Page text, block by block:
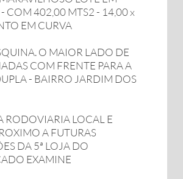
COM 402,00 MTS2 - 14,00 x
EM CURVA
O MAIOR LADO DE
COM FRENTE PARA A
- BAIRRO JARDIM DOS
RODOVIARIA LOCAL E
A FUTURAS
DA 5ª LOJA DO
EXAMINE